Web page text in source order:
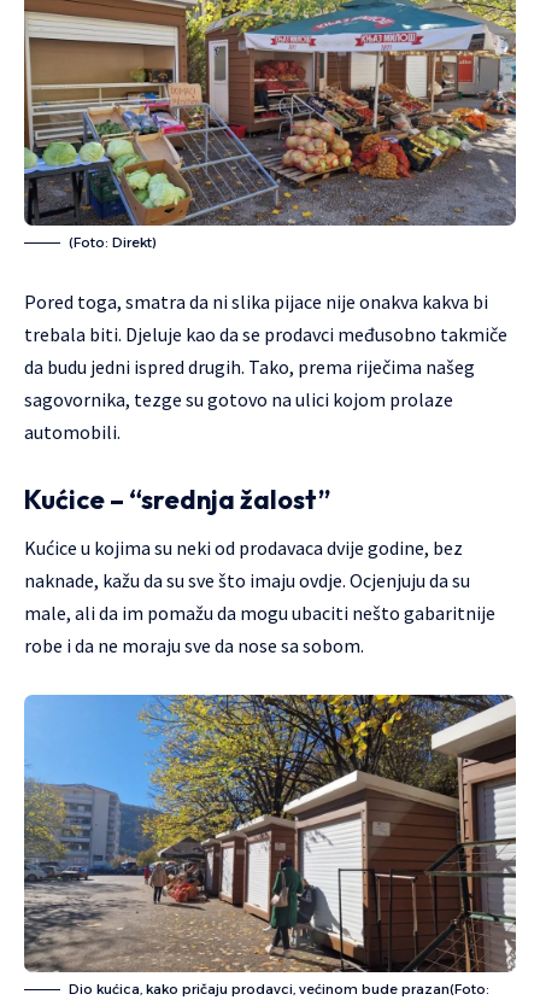
(Foto: Direkt)
Pored toga, smatra da ni slika pijace nije onakva kakva bi
trebala biti. Djeluje kao da se prodavci međusobno takmiče
da budu jedni ispred drugih. Tako, prema riječima našeg
sagovornika, tezge su gotovo na ulici kojom prolaze
automobili.
Kućice – “srednja žalost”
Kućice u kojima su neki od prodavaca dvije godine, bez
naknade, kažu da su sve što imaju ovdje. Ocjenjuju da su
male, ali da im pomažu da mogu ubaciti nešto gabaritnije
robe i da ne moraju sve da nose sa sobom.
Dio kućica, kako pričaju prodavci, većinom bude prazan(Foto: